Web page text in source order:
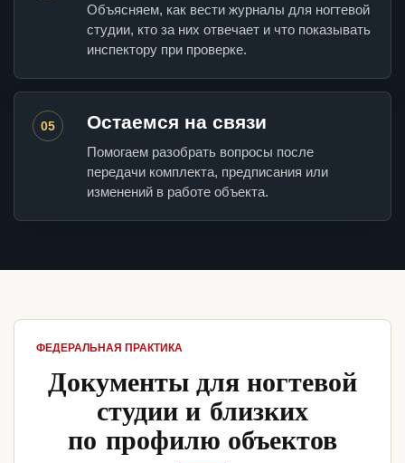
Объясняем, как вести журналы для ногтевой
студии, кто за них отвечает и что показывать
инспектору при проверке.
05 Остаемся на связи
Помогаем разобрать вопросы после
передачи комплекта, предписания или
изменений в работе объекта.
ФЕДЕРАЛЬНАЯ ПРАКТИКА
Документы для ногтевой
студии и близких
по профилю объектов